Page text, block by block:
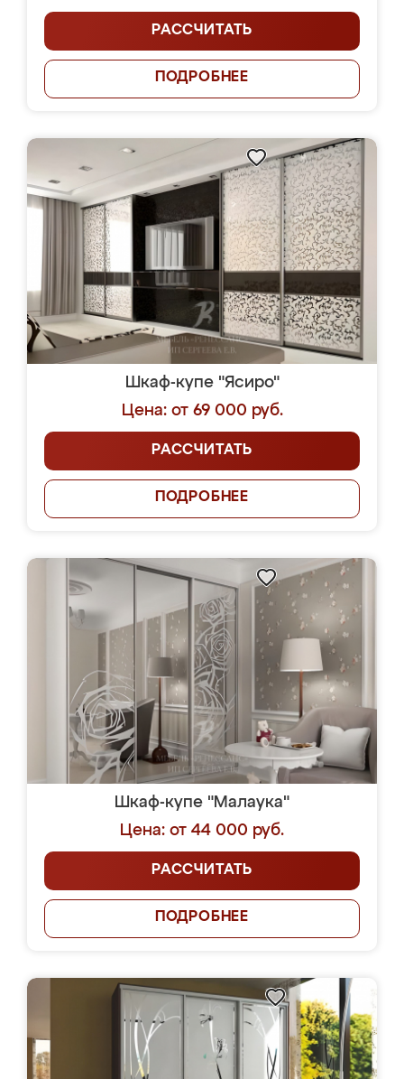
РАССЧИТАТЬ
ПОДРОБНЕЕ
Шкаф-купе "Ясиро"
Цена: от 69 000 руб.
РАССЧИТАТЬ
ПОДРОБНЕЕ
Шкаф-купе "Малаука"
Цена: от 44 000 руб.
РАССЧИТАТЬ
ПОДРОБНЕЕ